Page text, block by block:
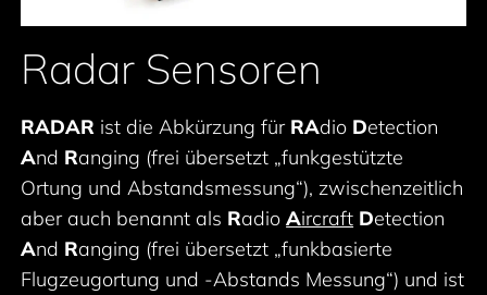
Radar Sensoren
RADAR ist die Abkürzung für RAdio Detection
And Ranging (frei übersetzt „funkgestützte
Ortung und Abstandsmessung“), zwischenzeitlich
aber auch benannt als RadioAircraft Detection
And Ranging (frei übersetzt „funkbasierte
Flugzeugortung und -Abstands Messung“) und ist